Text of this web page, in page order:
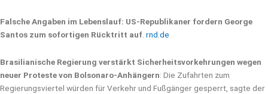
Falsche Angaben im Lebenslauf: US-Republikaner fordern George
Santos zum sofortigen Rücktritt auf. rnd.de
Brasilianische Regierung verstärkt Sicherheitsvorkehrungen wegen
neuer Proteste von Bolsonaro-Anhängern: Die Zufahrten zum
Regierungsviertel würden für Verkehr und Fußgänger gesperrt, sagte der